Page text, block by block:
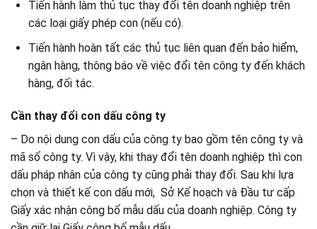
Tiến hành làm thủ tục thay đổi tên doanh nghiệp trên
các loại giấy phép con (nếu có).
Tiến hành hoàn tất các thủ tục liên quan đến bảo hiểm,
ngân hàng, thông báo về việc đổi tên công ty đến khách
hàng, đối tác.
Cần thay đổi con dấu công ty
– Do nội dung con dấu của công ty bao gồm tên công ty và
mã số công ty. Vì vậy, khi thay đổi tên doanh nghiệp thì con
dấu pháp nhân của công ty cũng phải thay đổi. Sau khi lựa
chọn và thiết kế con dấu mới, Sở Kế hoạch và Đầu tư cấp
Giấy xác nhận công bố mẫu dấu của doanh nghiệp. Công ty